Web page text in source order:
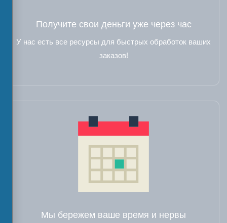
Получите свои деньги уже через час
У нас есть все ресурсы для быстрых обработок ваших
заказов!
Мы бережем ваше время и нервы